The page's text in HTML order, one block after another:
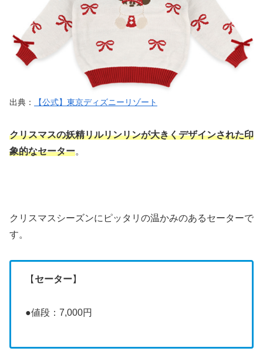
出典： 【公式】東京ディズニーリゾート
クリスマスの妖精リルリンリンが大きくデザインされた印
象的なセーター。
クリスマスシーズンにピッタリの温かみのあるセーターで
す。
【 セーター】
●値段：7,000円